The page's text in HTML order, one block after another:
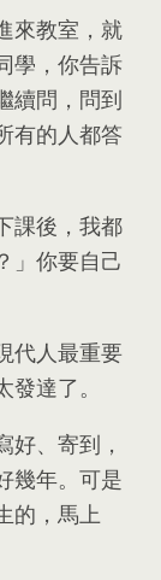
來教室 ， 就
學 ， 你告訴
續問 ， 問到
有的人都答
課後 ， 我都
」你要自己
代人最重要
發達了。
好、 寄到 ，
幾年。 可是
的 ， 馬上